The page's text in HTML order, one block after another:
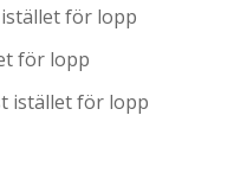
för lopp
för lopp
istället för lopp